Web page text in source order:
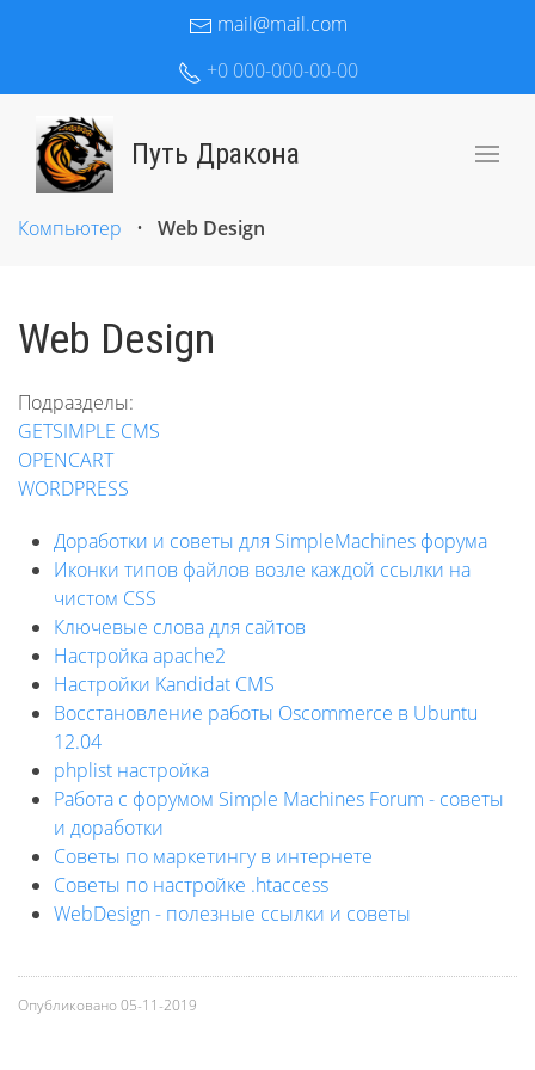
mail@mail.com
+0 000-000-00-00
Путь Дракона
Компьютер • Web Design
Web Design
Подразделы:
GETSIMPLE CMS
OPENCART
WORDPRESS
Доработки и советы для SimpleMachines форума
Иконки типов файлов возле каждой ссылки на
чистом CSS
Ключевые слова для сайтов
Настройка apache2
Настройки Kandidat CMS
Восстановление работы Oscommerce в Ubuntu
12.04
phplist настройка
Работа с форумом Simple Machines Forum - советы
и доработки
Советы по маркетингу в интернете
Советы по настройке .htaccess
WebDesign - полезные ссылки и советы
Опубликовано05-11-2019